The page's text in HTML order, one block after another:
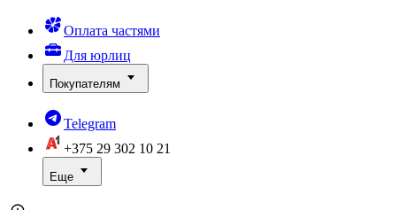
Оплата частями
Для юрлиц
Покупателям
Telegram
+375 29 302 10 21
Еще